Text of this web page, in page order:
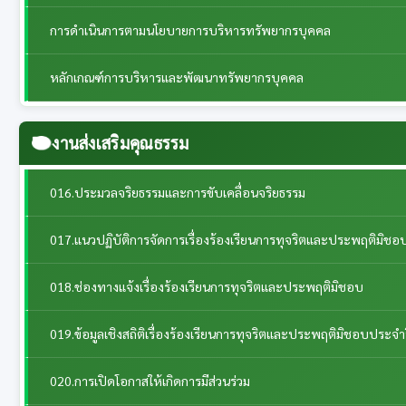
การดำเนินการตามนโยบายการบริหารทรัพยากรบุคคล
หลักเกณฑ์การบริหารและพัฒนาทรัพยากรบุคคล
งานส่งเสริมคุณธรรม
016.ประมวลจริยธรรมและการขับเคลื่อนจริยธรรม
017.แนวปฏิบัติการจัดการเรื่องร้องเรียนการทุจริตและประพฤติมิชอ
018.ช่องทางแจ้งเรื่องร้องเรียนการทุจริตและประพฤติมิชอบ
019.ข้อมูลเชิงสถิติเรื่องร้องเรียนการทุจริตและประพฤติมิชอบประจ
020.การเปิดโอกาสให้เกิดการมีส่วนร่วม